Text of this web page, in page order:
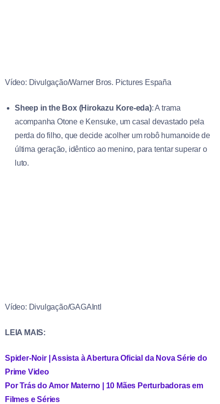
Vídeo: Divulgação/Warner Bros. Pictures España
Sheep in the Box (Hirokazu Kore-eda): A trama
acompanha Otone e Kensuke, um casal devastado pela
perda do filho, que decide acolher um robô humanoide de
última geração, idêntico ao menino, para tentar superar o
luto.
Vídeo: Divulgação/GAGAIntl
LEIA MAIS:
Spider-Noir | Assista à Abertura Oficial da Nova Série do
Prime Video
Por Trás do Amor Materno | 10 Mães Perturbadoras em
Filmes e Séries